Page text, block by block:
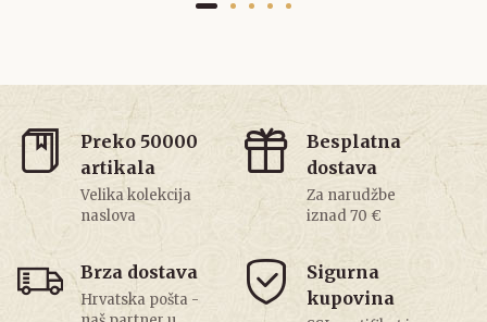
Preko 50000
artikala
Velika kolekcija
naslova
Besplatna
dostava
Za narudžbe
iznad 70 €
Brza dostava
Hrvatska pošta -
Sigurna
kupovina